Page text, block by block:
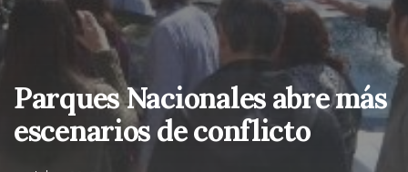
Parques Nacionales abre más
escenarios de conflicto